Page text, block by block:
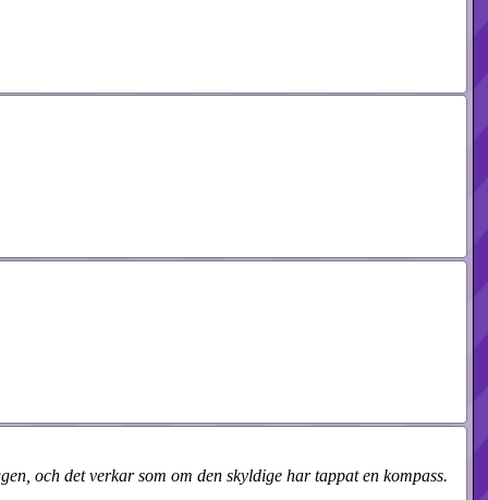
och det verkar som om den skyldige har tappat en kompass.